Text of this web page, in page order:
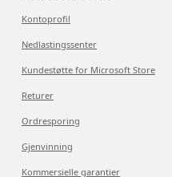
Kontoprofil
Nedlastingssenter
Kundestøtte for Microsoft Store
Returer
Ordresporing
Gjenvinning
Kommersielle garantier